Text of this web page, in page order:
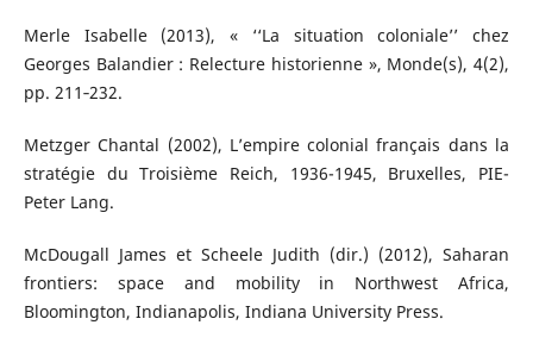
Merle Isabelle (2013), « ‘‘La situation coloniale’’ chez
Georges Balandier : Relecture historienne », Monde(s), 4(2),
pp. 211‑232.
Metzger Chantal (2002), L’empire colonial français dans la
stratégie du Troisième Reich, 1936-1945, Bruxelles, PIE-
Peter Lang.
McDougall James et Scheele Judith (dir.) (2012), Saharan
frontiers: space and mobility in Northwest Africa,
Bloomington, Indianapolis, Indiana University Press.